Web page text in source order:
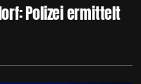
Polizei ermittelt